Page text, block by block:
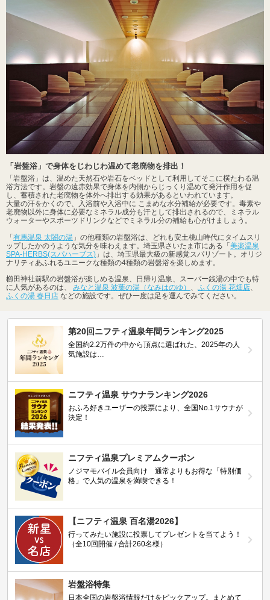
「岩盤浴」で身体をじわじわ温めて老廃物を排出！
「岩盤浴」は、温めた天然石や岩石をベッドとして利用してそこに横たわる温
浴方法です。岩盤の遠赤効果で身体を内側からじっくり温めて発汗作用を促
し、蓄積された老廃物を体外へ排出する効果があるといわれています。
大量の汗をかくので、入浴前や入浴中に こまめな水分補給が必要です。毒素や
老廃物以外に身体に必要なミネラル成分も汗として排出されるので、ミネラル
ウォーターやスポーツドリンクなどでミネラル分の補給も心がけましょう。
「 有馬温泉 太閤の湯 」の他種類の岩盤浴は、どれも安土桃山時代にタイムスリ
ップしたかのうような気分を味わえます。埼玉県さいたま市にある「 美楽温泉
SPA-HERBS(スパハーブス) 」は、埼玉県最大級の新感覚スパリゾート。オリジ
ナリティあふれるユニークな種類の4種類の岩盤浴を楽しめます。
櫛田神社前駅の岩盤浴が楽しめる温泉、日帰り温泉、スーパー銭湯の中でも特
に人気があるのは、 みなと温泉 波葉の湯（なみはのゆ） 、 ふくの湯 花畑店、
ふくの湯 春日店 などの施設です。ぜひ一度は足を運んでみてください。
第20回ニフティ温泉年間ランキング2025
全国約2.2万件の中から頂点に選ばれた、2025年の人
気施設は…
ニフティ温泉 サウナランキング2026
おふろ好きユーザーの投票により、全国No.1サウナが
決定！
ニフティ温泉プレミアムクーポン
ノジマモバイル会員向け 通常よりもお得な「特別価
格」で人気の温泉を満喫できる！
【ニフティ温泉 百名湯2026】
行ってみたい施設に投票してプレゼントを当てよう！
（全10回開催 / 合計260名様）
岩盤浴特集
日本全国の岩盤浴情報だけをピックアップ。まとめて